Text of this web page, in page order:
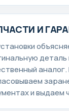
И
деталь
и выдаем